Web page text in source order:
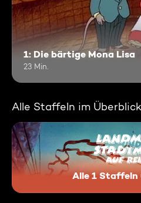
1: Die bärtige Mona Lisa
23 Min.
Alle Staffeln im Überblick
Alle 1 Staffeln